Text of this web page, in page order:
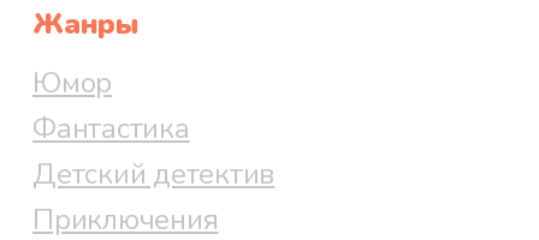
Жанры
Юмор
Фантастика
Детский детектив
Приключения